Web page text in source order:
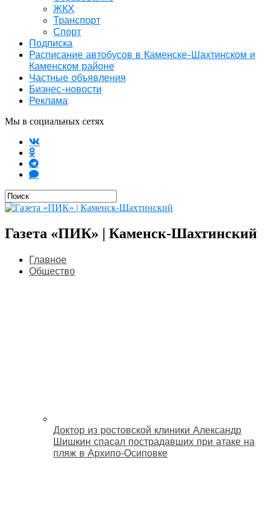
ЖКХ
Транспорт
Спорт
Подписка
Расписание автобусов в Каменске-Шахтинском и
Каменском районе
Частные объявления
Бизнес-новости
Реклама
Мы в социальных сетях
Газета «ПИК» | Каменск-Шахтинский
Главное
Общество
Доктор из ростовской клиники Александр
Шишкин спасал пострадавших при атаке на
пляж в Архипо‑Осиповке